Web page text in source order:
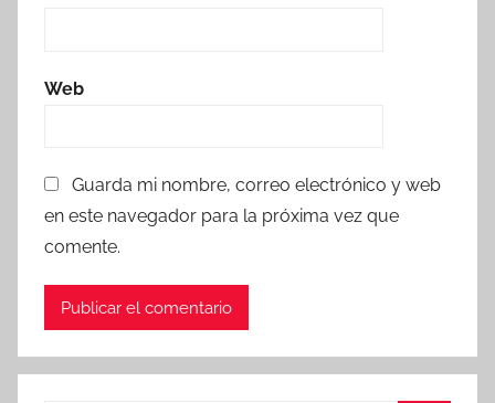
Web
Guarda mi nombre, correo electrónico y web
en este navegador para la próxima vez que
comente.